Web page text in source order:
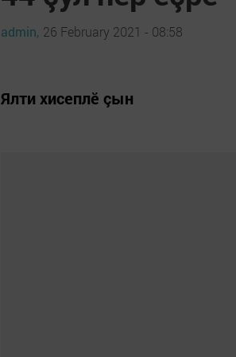
admin, 26 February 2021 - 08:58
Ялти хисеплӗ çын